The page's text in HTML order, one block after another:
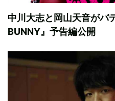
中川大志と岡山天音が
BUNNY』予告編公開